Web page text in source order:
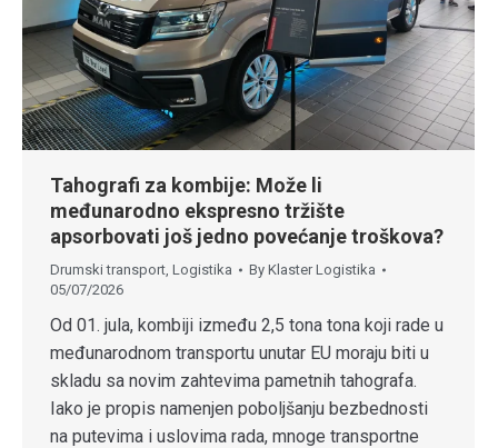
Tahografi za kombije: Može li
međunarodno ekspresno tržište
apsorbovati još jedno povećanje troškova?
Drumski transport Logistika By Klaster Logistika
05/07/2026
Od 01. jula, kombiji između 2,5 tona tona koji rade u
međunarodnom transportu unutar EU moraju biti u
skladu sa novim zahtevima pametnih tahografa.
Iako je propis namenjen poboljšanju bezbednosti
na putevima i uslovima rada, mnoge transportne